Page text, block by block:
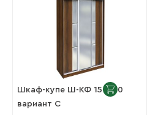
Шкаф-купе Ш-КФ 15-450
вариант C